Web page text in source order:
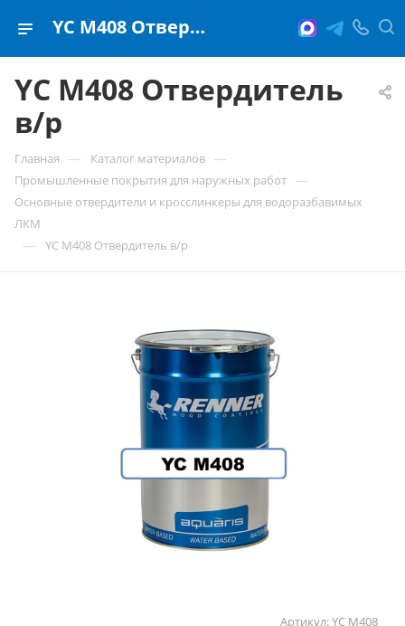
YC M408 Отвердитель в/р
YC M408 Отвердитель
в/р
Главная — Каталог материалов —
Промышленные покрытия для наружных работ —
Основные отвердители и кросслинкеры для водоразбавимых
ЛКМ
— YC M408 Отвердитель в/р
Артикул:YC M408